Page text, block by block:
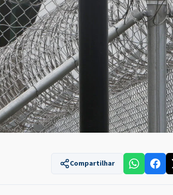
Compartilhar